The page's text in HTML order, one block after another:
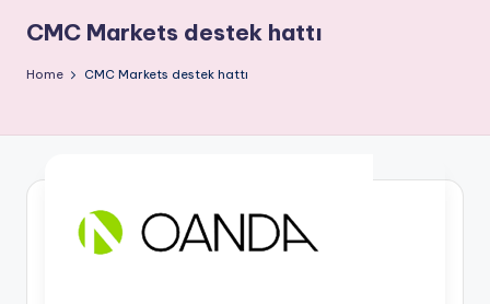
CMC Markets destek hattı
Home CMC Markets destek hattı